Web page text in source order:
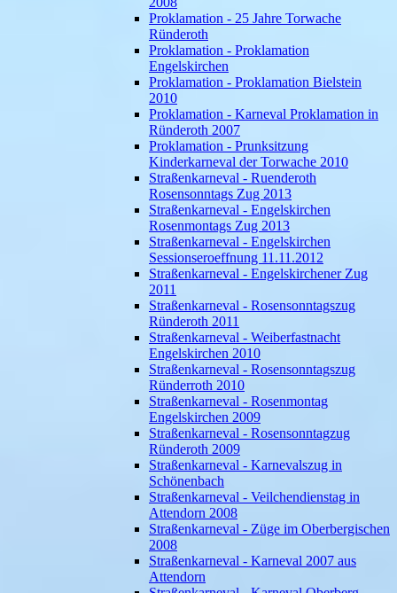
Proklamation - 25 Jahre Torwache
Ründeroth
Proklamation - Proklamation
Engelskirchen
Proklamation - Proklamation Bielstein
2010
Proklamation - Karneval Proklamation in
Ründeroth 2007
Proklamation - Prunksitzung
Kinderkarneval der Torwache 2010
Straßenkarneval - Ruenderoth
Rosensonntags Zug 2013
Straßenkarneval - Engelskirchen
Rosenmontags Zug 2013
Straßenkarneval - Engelskirchen
Sessionseroeffnung 11.11.2012
Straßenkarneval - Engelskirchener Zug
2011
Straßenkarneval - Rosensonntagszug
Ründeroth 2011
Straßenkarneval - Weiberfastnacht
Engelskirchen 2010
Straßenkarneval - Rosensonntagszug
Ründerroth 2010
Straßenkarneval - Rosenmontag
Engelskirchen 2009
Straßenkarneval - Rosensonntagzug
Ründeroth 2009
Straßenkarneval - Karnevalszug in
Schönenbach
Straßenkarneval - Veilchendienstag in
Attendorn 2008
Straßenkarneval - Züge im Oberbergischen
2008
Straßenkarneval - Karneval 2007 aus
Attendorn